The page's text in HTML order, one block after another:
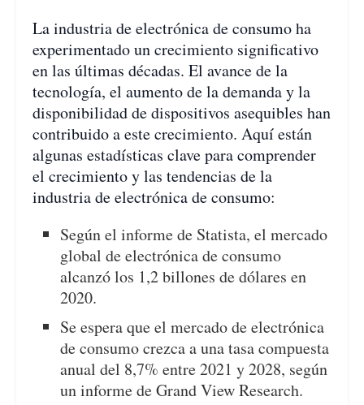
La industria de electrónica de consumo ha
experimentado un crecimiento significativo
en las últimas décadas. El avance de la
tecnología, el aumento de la demanda y la
disponibilidad de dispositivos asequibles han
contribuido a este crecimiento. Aquí están
algunas estadísticas clave para comprender
el crecimiento y las tendencias de la
industria de electrónica de consumo:
Según el informe de Statista, el mercado
global de electrónica de consumo
alcanzó los 1,2 billones de dólares en
2020.
Se espera que el mercado de electrónica
de consumo crezca a una tasa compuesta
anual del 8,7% entre 2021 y 2028, según
un informe de Grand View Research.